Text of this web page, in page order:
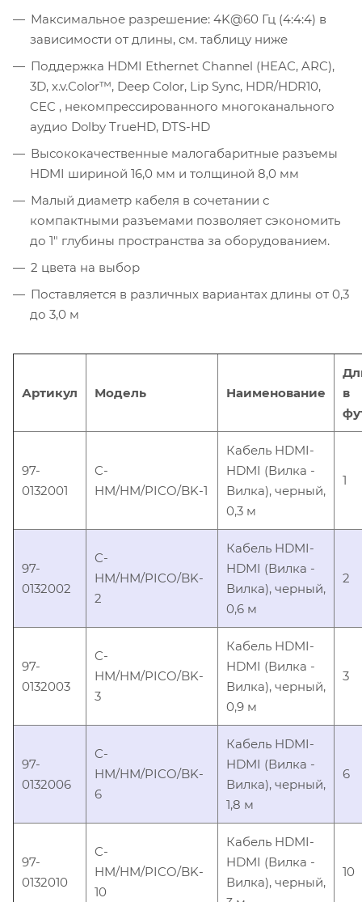
Максимальное разрешение: 4K@60 Гц (4:4:4) в
зависимости от длины, см. таблицу ниже
Поддержка HDMI Ethernet Channel (HEAC, ARC),
3D, x.v.Color™, Deep Color, Lip Sync, HDR/HDR10,
CEC , некомпрессированного многоканального
аудио Dolby TrueHD, DTS-HD
Высококачественные малогабаритные разъемы
HDMI шириной 16,0 мм и толщиной 8,0 мм
Малый диаметр кабеля в сочетании с
компактными разъемами позволяет сэкономить
до 1" глубины пространства за оборудованием.
2 цвета на выбор
Поставляется в различных вариантах длины от 0,3
до 3,0 м
Артикул Модель Наименование
в
97-
0132001
C-
HM/HM/PICO/BK-1
Кабель HDMI-
HDMI (Вилка -
Вилка), черный,
0,3 м
1
97-
0132002
C-
HM/HM/PICO/BK-
2
Кабель HDMI-
HDMI (Вилка -
Вилка), черный,
0,6 м
2
97-
0132003
C-
HM/HM/PICO/BK-
3
Кабель HDMI-
HDMI (Вилка -
Вилка), черный,
0,9 м
3
97-
0132006
C-
HM/HM/PICO/BK-
6
Кабель HDMI-
HDMI (Вилка -
Вилка), черный,
1,8 м
6
97-
0132010
C-
HM/HM/PICO/BK-
10
Кабель HDMI-
HDMI (Вилка -
Вилка), черный,
10